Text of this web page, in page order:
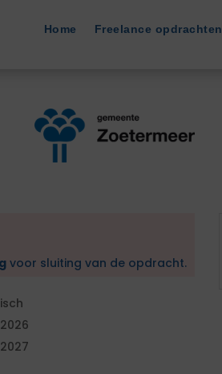
Home Freelance opdrachten
voor sluiting van de opdracht.